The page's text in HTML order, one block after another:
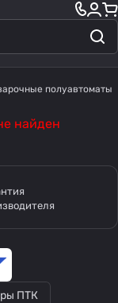
полуавтоматы
найден
ПТК